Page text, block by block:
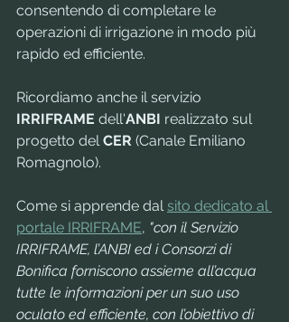
consentendo di completare le
operazioni di irrigazione in modo più
rapido ed efficiente.
Ricordiamo anche il servizio
IRRIFRAME dell'ANBI realizzato sul
progetto del CER (Canale Emiliano
Romagnolo).
Come si apprende dal sito dedicato al
portale IRRIFRAME, "con il Servizio
IRRIFRAME, l’ANBI ed i Consorzi di
Bonifica forniscono assieme all’acqua
tutte le informazioni per un suo uso
oculato ed efficiente, con l’obiettivo di